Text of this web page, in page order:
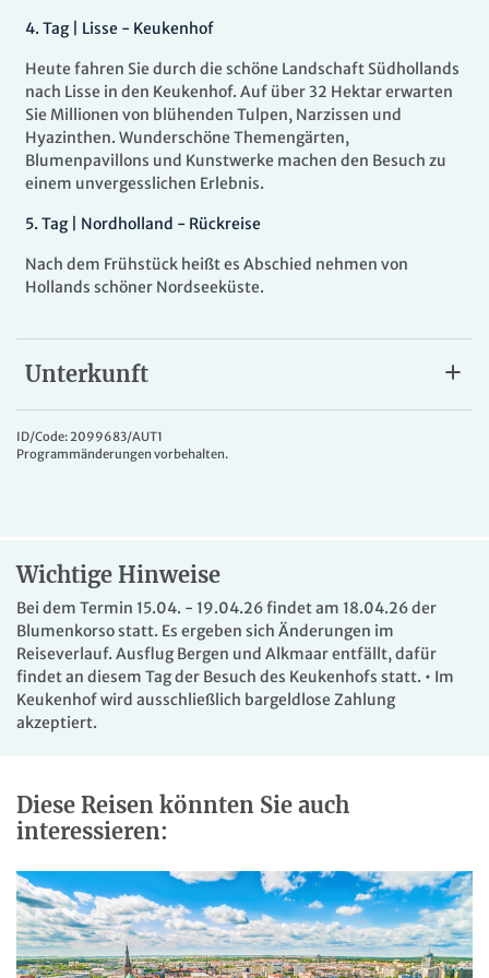
4. Tag | Lisse - Keukenhof
Heute fahren Sie durch die schöne Landschaft Südhollands
nach Lisse in den Keukenhof. Auf über 32 Hektar erwarten
Sie Millionen von blühenden Tulpen, Narzissen und
Hyazinthen. Wunderschöne Themengärten,
Blumenpavillons und Kunstwerke machen den Besuch zu
einem unvergesslichen Erlebnis.
5. Tag | Nordholland - Rückreise
Nach dem Frühstück heißt es Abschied nehmen von
Hollands schöner Nordseeküste.
Unterkunft
Hotel Zuiderduin
Das4*Hotel Zuiderduin
Nordsee und dem Ortskern von Egmond aan Zee gelegen,
und ein Fitnessraum zur Verfügung (inklusive). Gegen
Gebühr: Wellnesscenter mit Massagen und
Schönheitsanwendungen, Ruhebereich mit Zugang zur
Sauna, zum Hallenbad und zum Bistro, Solarium,
japanische Bäder, Squashcourt, Bowlingcenter,
Tischfußball, Billard und Fahrradverleih. Die Zimmer
verfügen über Bad mit DU/WC, teilw. auch Badewanne,
LED-TV, Telefon sowie Terrasse oder Balkon.
ID/Code: 2099683/AUT1
Programmänderungen vorbehalten.
Wichtige Hinweise
Bei dem Termin 15.04. - 19.04.26 findet am 18.04.26 der
Blumenkorso statt. Es ergeben sich Änderungen im
Reiseverlauf. Ausflug Bergen und Alkmaar entfällt, dafür
findet an diesem Tag der Besuch des Keukenhofs statt. • Im
Keukenhof wird ausschließlich bargeldlose Zahlung
akzeptiert.
Diese Reisen könnten Sie auch
interessieren: